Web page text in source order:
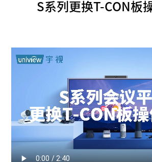
S系列更换T-CON板